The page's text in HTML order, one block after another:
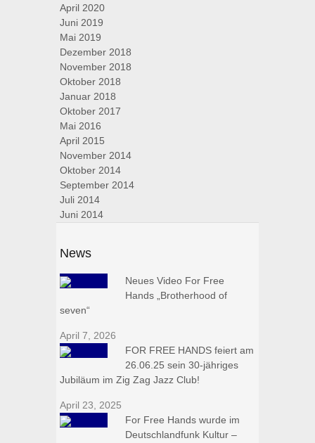
April 2020
Juni 2019
Mai 2019
Dezember 2018
November 2018
Oktober 2018
Januar 2018
Oktober 2017
Mai 2016
April 2015
November 2014
Oktober 2014
September 2014
Juli 2014
Juni 2014
News
Neues Video For Free
Hands „Brotherhood of
seven“
April 7, 2026
FOR FREE HANDS feiert am
26.06.25 sein 30-jähriges
Jubiläum im Zig Zag Jazz Club!
April 23, 2025
For Free Hands wurde im
Deutschlandfunk Kultur –